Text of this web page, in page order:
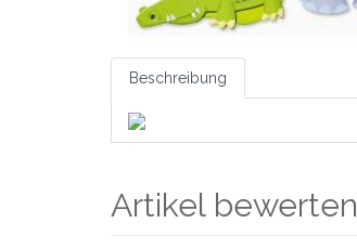
Beschreibung
Artikel bewerten